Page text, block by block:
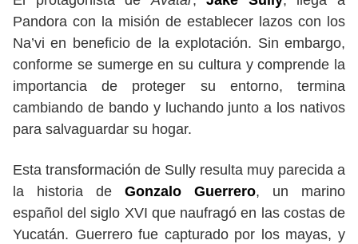
Pandora con la misión de establecer lazos con los
Na’vi en beneficio de la explotación. Sin embargo,
conforme se sumerge en su cultura y comprende la
importancia de proteger su entorno, termina
cambiando de bando y luchando junto a los nativos
para salvaguardar su hogar.
Esta transformación de Sully resulta muy parecida a
la historia de Gonzalo Guerrero, un marino
español del siglo XVI que naufragó en las costas de
Yucatán. Guerrero fue capturado por los mayas, y